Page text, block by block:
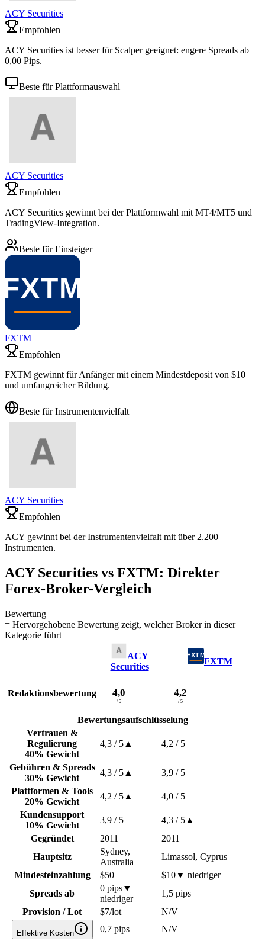
ACY Securities
Empfohlen
ACY Securities ist besser für Scalper geeignet: engere Spreads ab
0,00 Pips.
Beste für Plattformauswahl
ACY Securities
Empfohlen
ACY Securities gewinnt bei der Plattformwahl mit MT4/MT5 und
TradingView-Integration.
Beste für Einsteiger
FXTM
Empfohlen
FXTM gewinnt für Anfänger mit einem Mindestdeposit von $10
und umfangreicher Bildung.
Beste für Instrumentenvielfalt
ACY Securities
Empfohlen
ACY gewinnt bei der Instrumentenvielfalt mit über 2.200
Instrumenten.
ACY Securities vs FXTM: Direkter
Forex-Broker-Vergleich
Bewertung
= Hervorgehobene Bewertung zeigt, welcher Broker in dieser
Kategorie führt
ACY
Securities
FXTM
Redaktionsbewertung 4,0
/ 5
4,2
/ 5
Bewertungsaufschlüsselung
Vertrauen &
Regulierung
40% Gewicht
4,3 / 5 ▲ 4,2 / 5
Gebühren & Spreads
30% Gewicht
4,3 / 5 ▲ 3,9 / 5
Plattformen & Tools
20% Gewicht
4,2 / 5 ▲ 4,0 / 5
Kundensupport
10% Gewicht
3,9 / 5 4,3 / 5 ▲
Gegründet
2011
2011
Hauptsitz
Sydney,
Australia
Limassol, Cyprus
Mindesteinzahlung
$50 $10▼ niedriger
Spreads ab
0 pips▼
niedriger
1,5 pips
Provision / Lot
$7/lot N/V
Effektive Kosten 0,7 pips
N/V